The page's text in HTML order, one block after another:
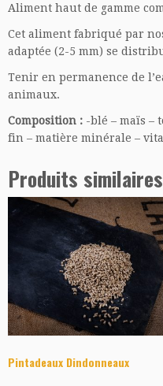
Aliment haut de gamme
Cet aliment fabriqué par
adaptée (2-5 mm) se
Tenir en permanence de
animaux.
Composition : -blé – maïs –
fin – matière minérale –
Produits similaires
Pintadeaux Dindonneaux